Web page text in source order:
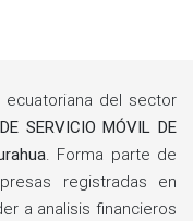
ecuatoriana del sector
SERVICIO MÓVIL DE
. Forma parte de
registradas en
a analisis financieros